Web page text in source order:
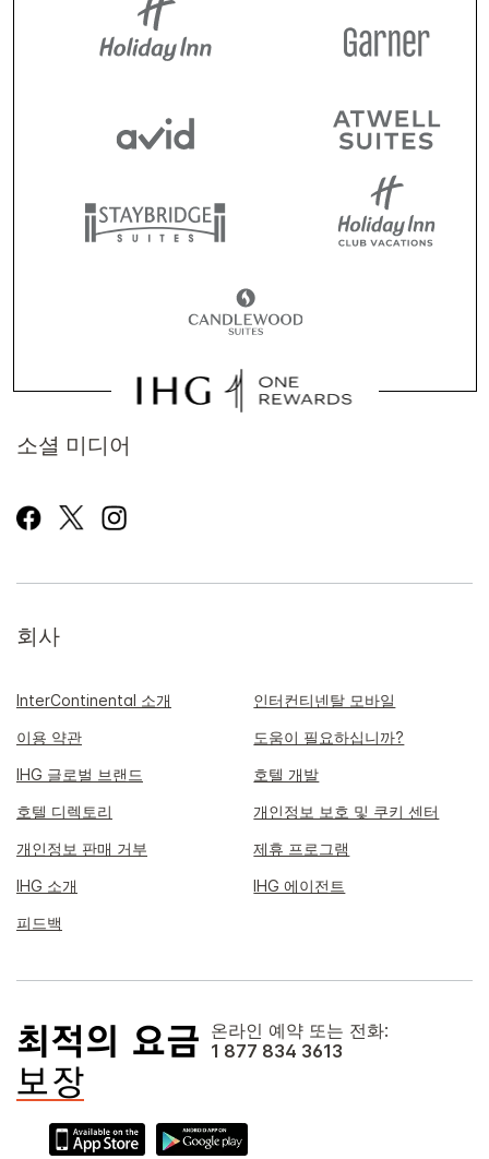
소셜 미디어
회사
InterContinental 소개
인터컨티넨탈 모바일
이용 약관
도움이 필요하십니까?
IHG 글로벌 브랜드
호텔 개발
호텔 디렉토리
개인정보 보호 및 쿠키 센터
개인정보 판매 거부
제휴 프로그램
IHG 소개
IHG 에이전트
피드백
온라인 예약 또는 전화:
1 877 834 3613